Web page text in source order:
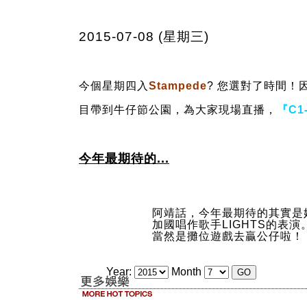
2015-07-08 (星期三)
今個星期四入 Stamped e? 您選對了時間！
目帶到牛仔節公園，為大家現場直播， 『
今年最期待的...
阿靖話，今年最期待的其實是
加國唱作歌手LIGHTS的表演
當然是攤位遊戲去贏公仔啦！
Year: Month